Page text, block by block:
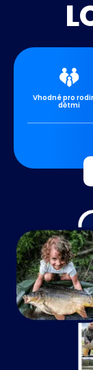
Vhodné pro
dětmi